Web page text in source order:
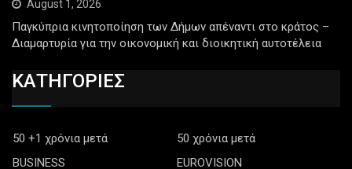
August 1, 2026
Παγκύπρια κινητοποίηση των Δήμων απέναντι στο κράτος –
Διαμαρτυρία για την οικονομική και διοικητική αυτοτέλεια
ΚΑΤΗΓΟΡΙΕΣ
50 +1 χρόνια μετά
50 χρόνια μετά
BUSINESS
EUROVISION